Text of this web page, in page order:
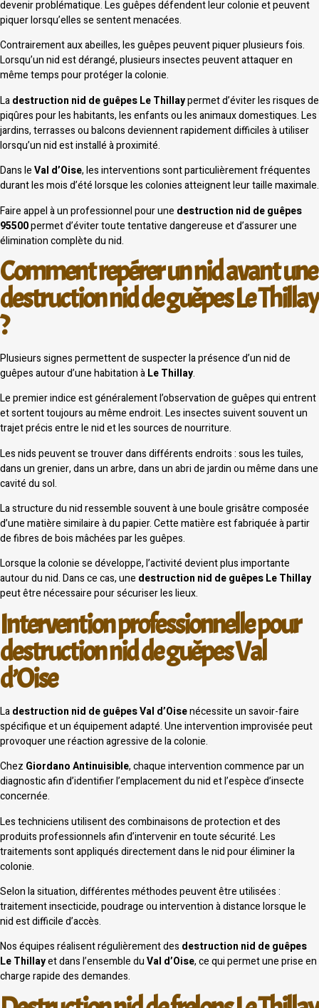
devenir problématique. Les guêpes défendent leur colonie et peuvent
piquer lorsqu’elles se sentent menacées.
Contrairement aux abeilles, les guêpes peuvent piquer plusieurs fois.
Lorsqu’un nid est dérangé, plusieurs insectes peuvent attaquer en
même temps pour protéger la colonie.
Ladestruction nid de guêpes Le Thillaypermet d’éviter les risques de
piqûres pour les habitants, les enfants ou les animaux domestiques. Les
jardins, terrasses ou balcons deviennent rapidement difficiles à utiliser
lorsqu’un nid est installé à proximité.
Dans leVal d’Oise, les interventions sont particulièrement fréquentes
durant les mois d’été lorsque les colonies atteignent leur taille maximale.
Faire appel à un professionnel pour une destruction nid de guêpes
95500permet d’éviter toute tentative dangereuse et d’assurer une
élimination complète du nid.
Comment repérer un nid avant une
destruction nid de guêpes Le Thillay
?
Plusieurs signes permettent de suspecter la présence d’un nid de
guêpes autour d’une habitation àLe Thillay.
Le premier indice est généralement l’observation de guêpes qui entrent
et sortent toujours au même endroit. Les insectes suivent souvent un
trajet précis entre le nid et les sources de nourriture.
Les nids peuvent se trouver dans différents endroits : sous les tuiles,
dans un grenier, dans un arbre, dans un abri de jardin ou même dans une
cavité du sol.
La structure du nid ressemble souvent à une boule grisâtre composée
d’une matière similaire à du papier. Cette matière est fabriquée à partir
de fibres de bois mâchées par les guêpes.
Lorsque la colonie se développe, l’activité devient plus importante
autour du nid. Dans ce cas, une destruction nid de guêpes Le Thillay
peut être nécessaire pour sécuriser les lieux.
Intervention professionnelle pour
destruction nid de guêpes Val
d’Oise
Ladestruction nid de guêpes Val d’Oisenécessite un savoir-faire
spécifique et un équipement adapté. Une intervention improvisée peut
provoquer une réaction agressive de la colonie.
Chez Giordano Antinuisible, chaque intervention commence par un
diagnostic afin d’identifier l’emplacement du nid et l’espèce d’insecte
concernée.
Les techniciens utilisent des combinaisons de protection et des
produits professionnels afin d’intervenir en toute sécurité. Les
traitements sont appliqués directement dans le nid pour éliminer la
colonie.
Selon la situation, différentes méthodes peuvent être utilisées :
traitement insecticide, poudrage ou intervention à distance lorsque le
nid est difficile d’accès.
Nos équipes réalisent régulièrement des destruction nid de guêpes
Le Thillayet dans l’ensemble duVal d’Oise, ce qui permet une prise en
charge rapide des demandes.